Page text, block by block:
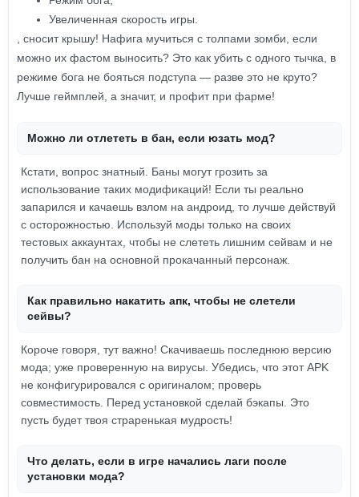
Увеличенная скорость игры.
, сносит крышу! Нафига мучиться с толпами зомби, если
можно их фастом выносить? Это как убить с одного тычка, в
режиме бога не бояться подступа — разве это не круто?
Лучше геймплей, а значит, и профит при фарме!
Можно ли отлететь в бан, если юзать мод?
Кстати, вопрос знатный. Баны могут грозить за
использование таких модификаций! Если ты реально
запарился и качаешь взлом на андроид, то лучше действуй
с осторожностью. Используй моды только на своих
тестовых аккаунтах, чтобы не слететь лишним сейвам и не
получить бан на основной прокачанный персонаж.
Как правильно накатить апк, чтобы не слетели
сейвы?
Короче говоря, тут важно! Скачиваешь последнюю версию
мода; уже проверенную на вирусы. Убедись, что этот APK
не конфигурировался с оригиналом; проверь
совместимость. Перед установкой сделай бэкапы. Это
пусть будет твоя страренькая мудрость!
Что делать, если в игре начались лаги после
установки мода?